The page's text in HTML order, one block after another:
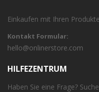
Einkaufen mit Ihren
Kontakt Formular:
hello@onlinerstore.com
HILFEZENTRUM
Haben Sie eine Frage?